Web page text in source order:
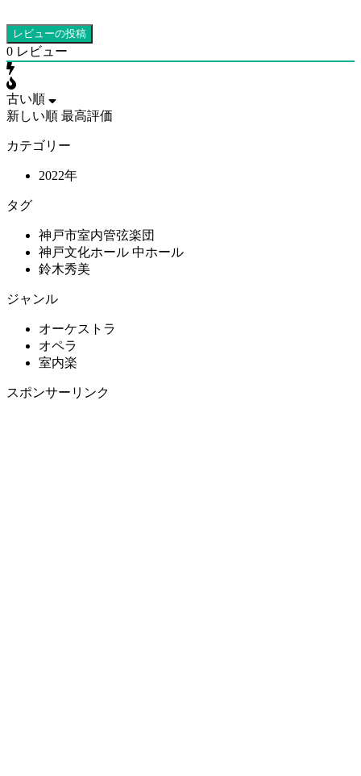
0 レビュー
古い順
新しい順 最高評価
カテゴリー
2022年
タグ
神戸市室内管弦楽団
神戸文化ホール 中ホール
鈴木秀美
ジャンル
オーケストラ
オペラ
室内楽
スポンサーリンク